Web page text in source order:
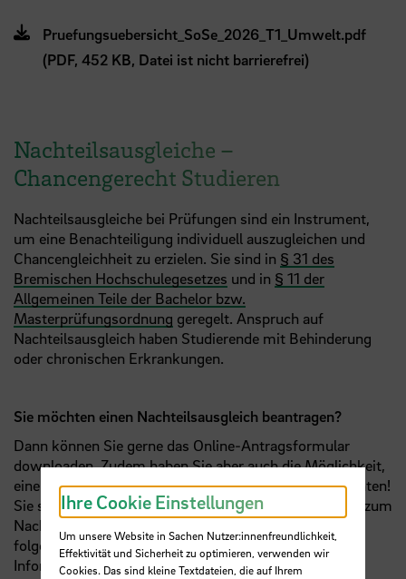
Pruefungsuebersicht_SoSe_2026_T1_Umwelt.pdf
(PDF, 452 KB, Datei ist nicht barrierefrei)
Nachteilsausgleiche –
Chancengerecht Studieren
Nachteilsausgleiche bei Prüfungen sind ein Instrument,
um eine Benachteiligung individuell auszugleichen und
Chancengleichheit zu erzielen. Sie sind in § 31 des
Bremischen Hochschulegesetzes und in § 11 der
Allgemeinen Teile der Bachelor bzw.
Masterprüfungsordnung geregelt. Anspruch auf
Nachteilsausgleich haben Studierende mit Behinderung
oder chronischen Erkrankungen.
Sie möchten einen Nachteilsausgleich beantragen?
Dann können Sie gerne das Online-Antragsformular
downloaden. Zudem haben Sie aber auch die Möglichkeit,
einen formlosen Antrag zu stellen - ganz wie Sie möchten!
Sie sind nicht sicher, ob Sie alle Schritte auf dem Weg zum
Nachteilsausgleich richtig gemacht haben? Auf den
folgenden Webseiten finden Sie unfangreiche
Informationen:
Ihre Cookie Einstellungen
Um unsere Website in Sachen Nutzer:innenfreundlichkeit,
Effektivität und Sicherheit zu optimieren, verwenden wir
Cookies. Das sind kleine Textdateien, die auf Ihrem